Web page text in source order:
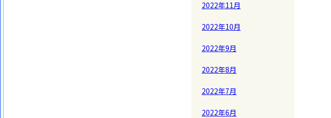
2022年11月
2022年10月
2022年9月
2022年8月
2022年7月
2022年6月